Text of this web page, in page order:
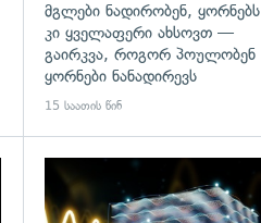
მგლები ნადირობენ, ყორნებს
კი ყველაფერი ახსოვთ —
გაირკვა, როგორ პოულობენ
ყორნები ნანადირევს
15 საათის წინ
გადახედვა